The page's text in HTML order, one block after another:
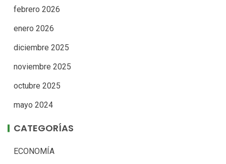
febrero 2026
enero 2026
diciembre 2025
noviembre 2025
octubre 2025
mayo 2024
CATEGORÍAS
ECONOMÍA